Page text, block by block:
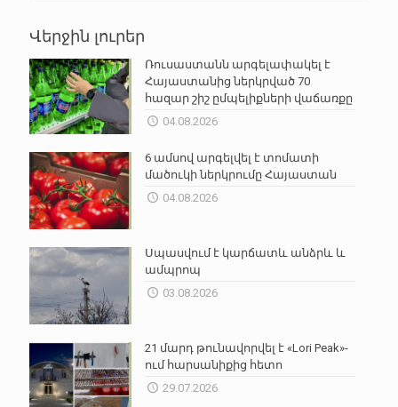
Վերջին լուրեր
Ռուսաստանն արգելափակել է
Հայաստանից ներկրված 70
հազար շիշ ըմպելիքների վաճառքը
04.08.2026
6 ամսով արգելվել է տոմատի
մածուկի ներկրումը Հայաստան
04.08.2026
Սպասվում է կարճատև անձրև և
ամպրոպ
03.08.2026
21 մարդ թունավորվել է «Lori Peak»-
ում հարսանիքից հետո
29.07.2026